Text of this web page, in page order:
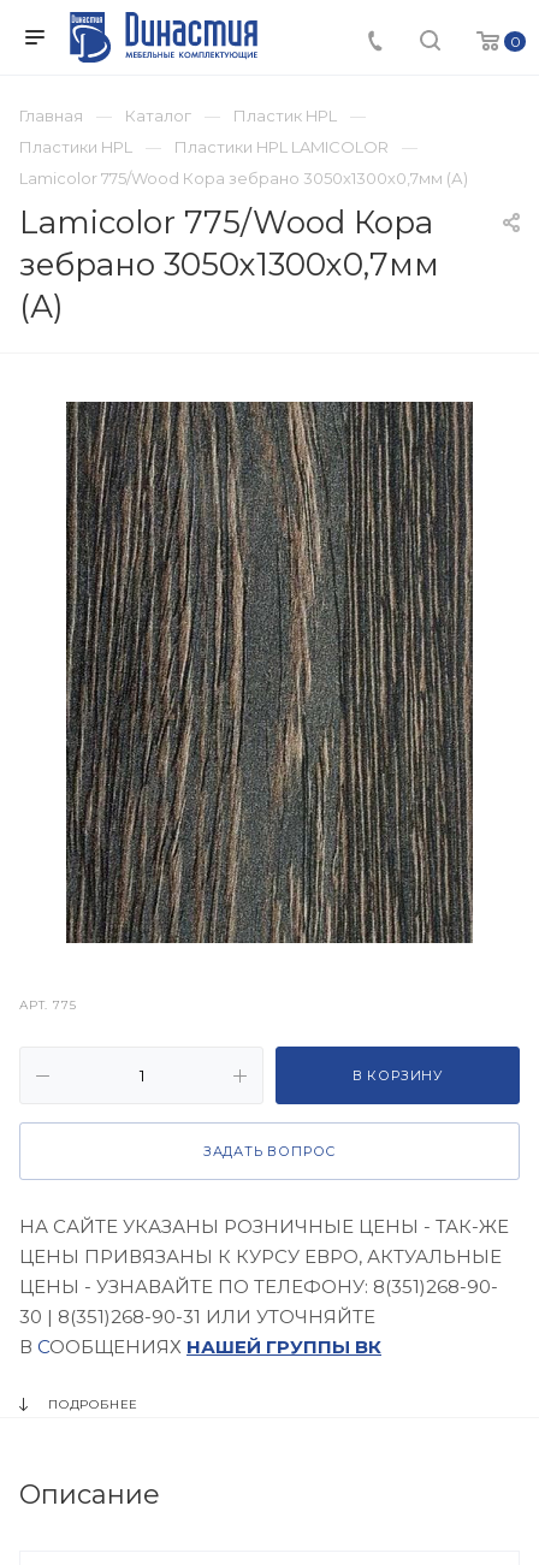
0
Главная Каталог
Пластик HPL
Пластики HPL
Пластики HPL LAMICOLOR
Lamicolor 775/Wood Кора зебрано 3050х1300х0,7мм (А)
Lamicolor 775/Wood Кора
зебрано 3050х1300х0,7мм
(А)
АРТ.775
В КОРЗИНУ
ЗАДАТЬ ВОПРОС
НА САЙТЕ УКАЗАНЫ РОЗНИЧНЫЕ ЦЕНЫ - ТАК-ЖЕ
ЦЕНЫ ПРИВЯЗАНЫ К КУРСУ ЕВРО, АКТУАЛЬНЫЕ
ЦЕНЫ - УЗНАВАЙТЕ ПО ТЕЛЕФОНУ: 8(351)268-90-
30 | 8(351)268-90-31 ИЛИ УТОЧНЯЙТЕ
В СООБЩЕНИЯХ НАШЕЙ ГРУППЫ ВК
ПОДРОБНЕЕ
Описание